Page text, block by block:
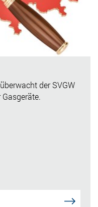
der SVGW